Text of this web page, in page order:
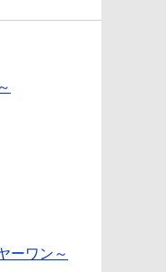
ーワン～